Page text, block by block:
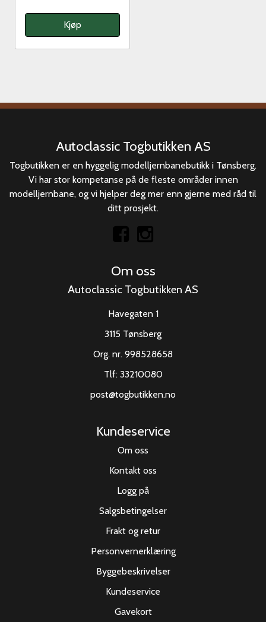
Kjøp
Autoclassic Togbutikken AS
Togbutikken er en hyggelig modelljernbanebutikk i Tønsberg.
Vi har stor kompetanse på de fleste områder innen
modelljernbane, og vi hjelper deg mer enn gjerne med råd til
ditt prosjekt.
Om oss
Autoclassic Togbutikken AS
Havegaten 1
3115 Tønsberg
Org. nr. 998528658
Tlf: 33210080
post@togbutikken.no
Kundeservice
Om oss
Kontakt oss
Logg på
Salgsbetingelser
Frakt og retur
Personvernerklæring
Byggebeskrivelser
Kundeservice
Gavekort